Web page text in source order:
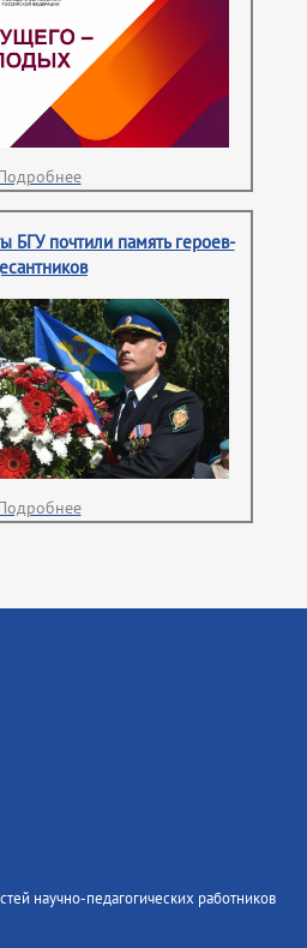
БГУ почтили память героев-
научно-педагогических работников